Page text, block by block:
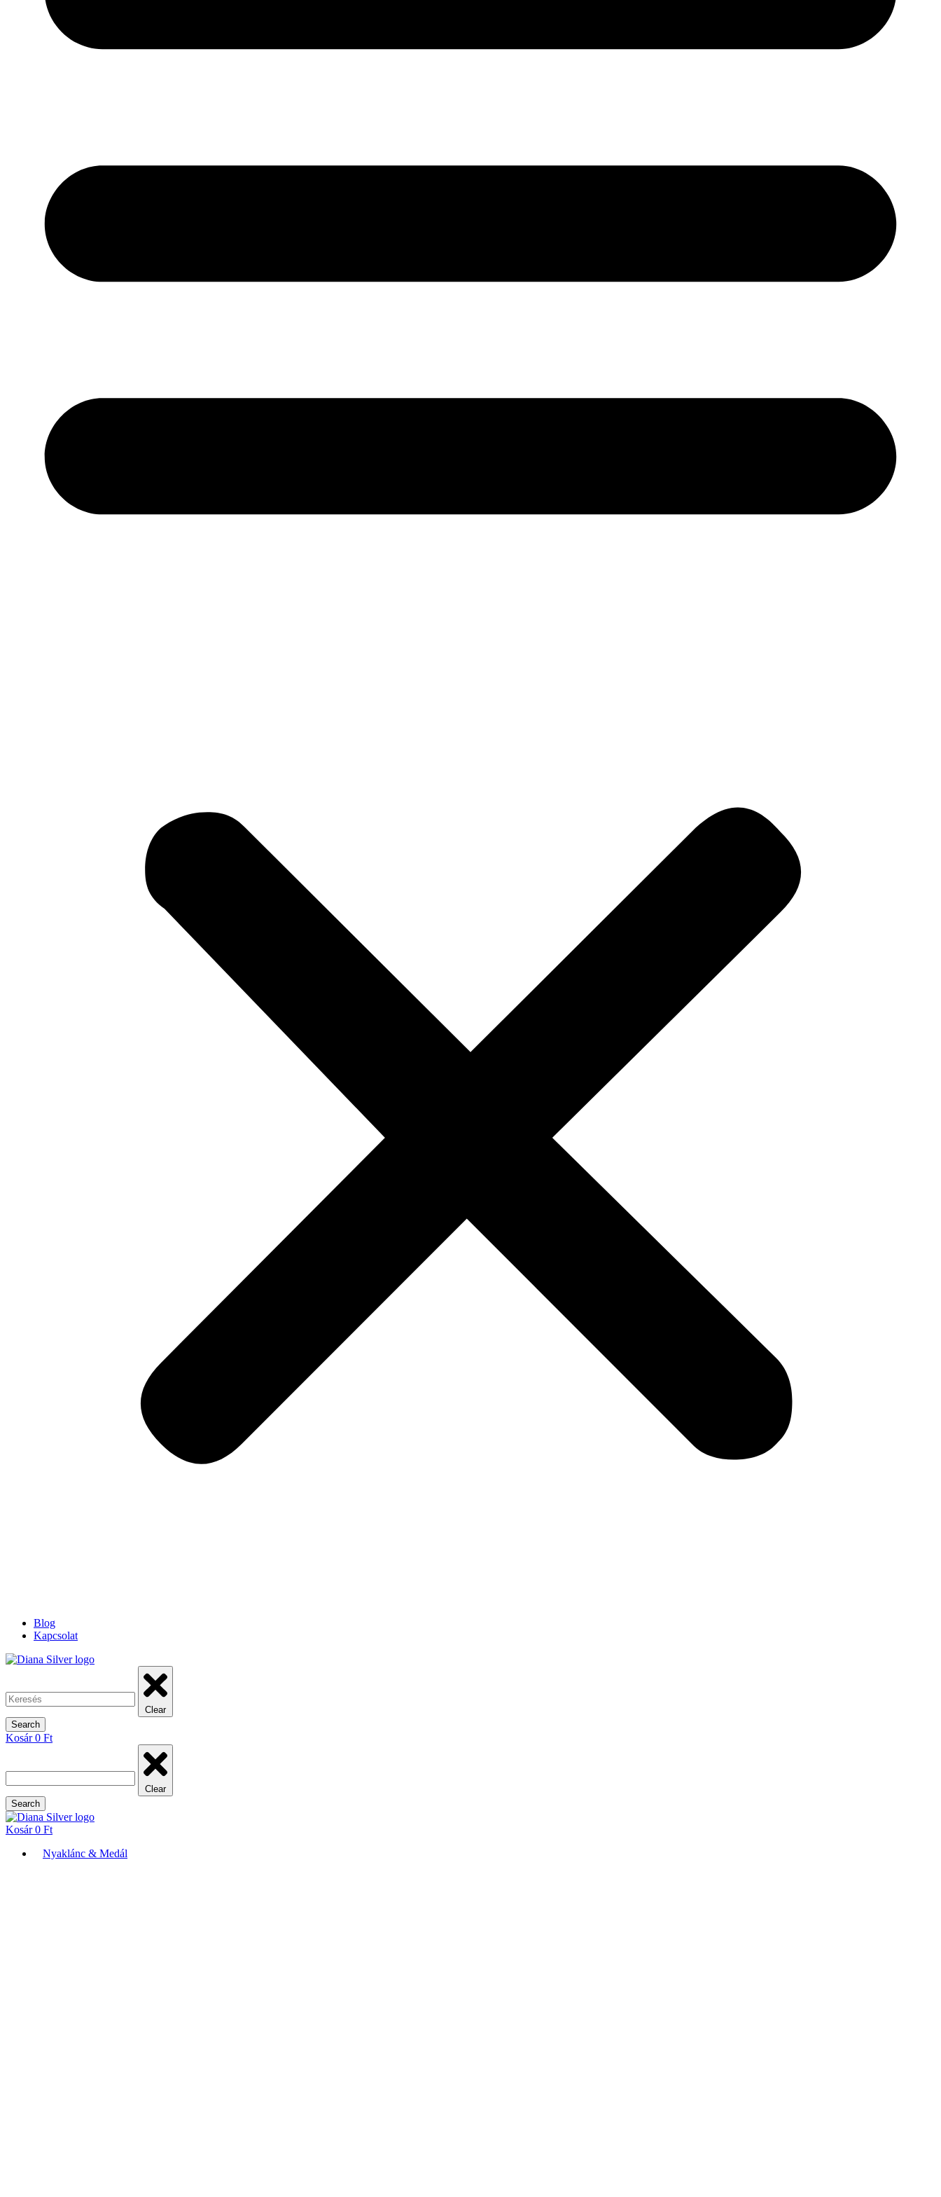
Blog
Kapcsolat
Clear
Search
Kosár0 Ft
Clear
Search
Kosár0 Ft
Nyaklánc & Medál